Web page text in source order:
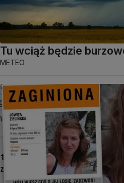
Tu wciąż będzie
METEO